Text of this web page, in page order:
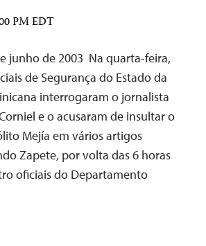
PM EDT
junho de 2003 ­ Na quarta-feira,
de Segurança do Estado da
interrogaram o jornalista
e o acusaram de insultar o
Mejía em vários artigos
Zapete, por volta das 6 horas
oficiais do Departamento